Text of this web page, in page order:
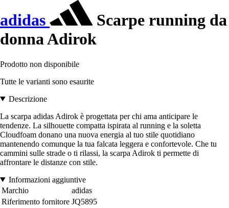
adidas
Scarpe running da
donna Adirok
Prodotto non disponibile
Tutte le varianti sono esaurite
Descrizione
La scarpa adidas Adirok è progettata per chi ama anticipare le
tendenze. La silhouette compatta ispirata al running e la soletta
Cloudfoam donano una nuova energia al tuo stile quotidiano
mantenendo comunque la tua falcata leggera e confortevole. Che tu
cammini sulle strade o ti rilassi, la scarpa Adirok ti permette di
affrontare le distanze con stile.
Informazioni aggiuntive
Marchio
adidas
Riferimento fornitore JQ5895